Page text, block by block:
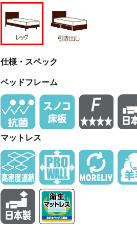
仕様・スペック
ベッドフレーム
マットレス